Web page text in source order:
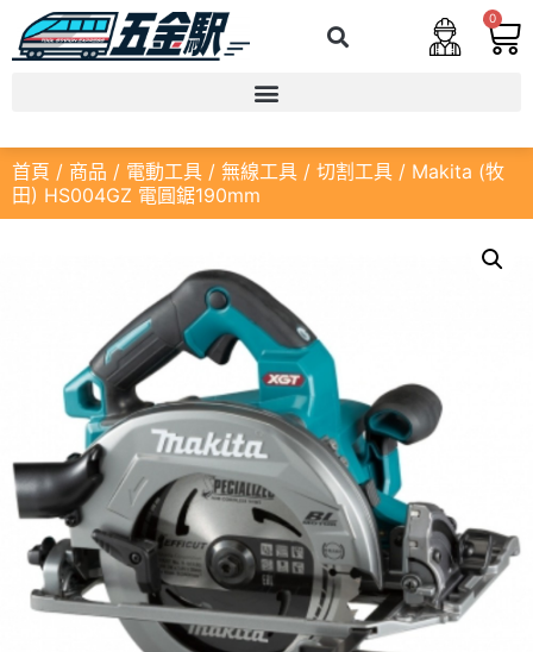
0
首頁 / 商品 / 電動工具 / 無線工具 / 切割工具 / Makita (牧
田) HS004GZ 電圓鋸190mm